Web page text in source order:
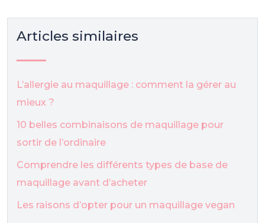
Articles similaires
L’allergie au maquillage : comment la gérer au
mieux ?
10 belles combinaisons de maquillage pour
sortir de l’ordinaire
Comprendre les différents types de base de
maquillage avant d’acheter
Les raisons d’opter pour un maquillage vegan